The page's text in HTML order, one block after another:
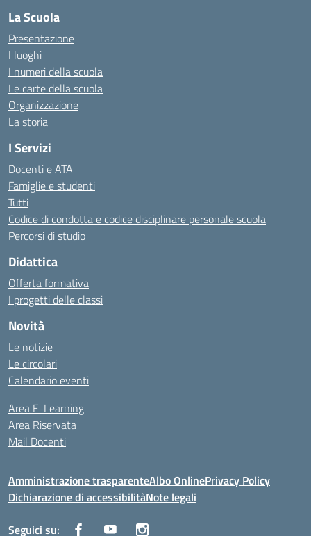
La Scuola
Presentazione
I luoghi
I numeri della scuola
Le carte della scuola
Organizzazione
La storia
I Servizi
Docenti e ATA
Famiglie e studenti
Tutti
Codice di condotta e codice disciplinare personale scuola
Percorsi di studio
Didattica
Offerta formativa
I progetti delle classi
Novità
Le notizie
Le circolari
Calendario eventi
Area E-Learning
Area Riservata
Mail Docenti
Amministrazione trasparenteAlbo OnlinePrivacy Policy
Dichiarazione di accessibilitàNote legali
Seguici su: